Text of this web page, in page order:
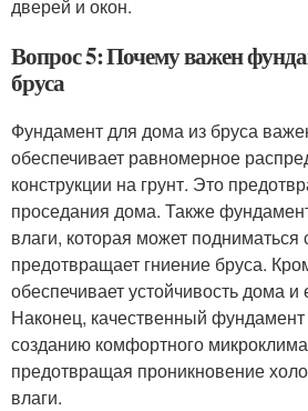
дверей и окон.
Вопрос 5: Почему важен
бруса
Фундамент для дома из бруса
обеспечивает равномерное
конструкции на грунт. Это
проседания дома. Также
влаги, которая может подниматься
предотвращает гниение бруса.
обеспечивает устойчивость дома и
Наконец, качественный фундамент
созданию комфортного
предотвращая проникновение
влаги.